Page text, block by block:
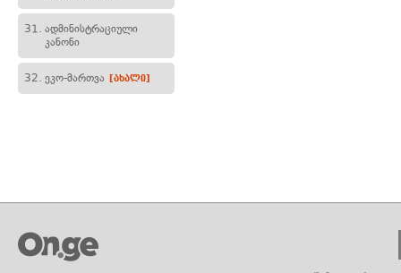
31. ადმინისტრაციული
კანონი
32. ეკო-მართვა [ახალი]